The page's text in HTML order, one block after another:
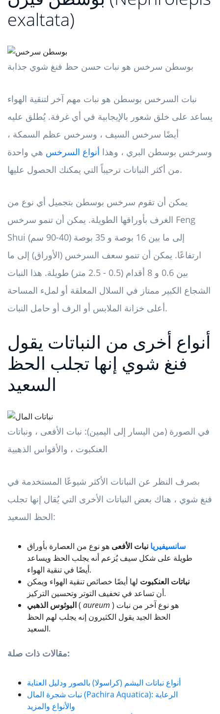
exaltata)
بوسطن سرخس هو نبات حسن حظ فنغ شوي جذابة
نبات السرخس بوسطن هو نبات مهم آخر لتنقية الهواء
يساعد على خلق شعور بالإيجابية في أي غرفة. يُطلق عليه
أيضًا سرخس السيف ، وسرخس عظم السمكة ،
وسرخس بوسطن البري ، وهذا أنواع السرخس هي واحدة
من أكثر النباتات ترحيباً التي يمكنك الحصول عليها.
يمكن أن تقوم سرخس بوسطن بتجميل أي نوع من
الغرف بأوراقها الطويلة. يمكن أن تنمو سرخس Feng
Shui إلى ما بين 16 بوصة و 35 بوصة (40-90 سم)
ارتفاعًا. يمكن أن تنمو سعف السرخس (الأوراق) إلى ما
بين 0.6 و 8 أقدام (0.5 - 2.5 متر) طويلة. هذا النبات
الشجاع الكبير ممتاز في السلال المعلقة أو لملء المساحة
أعلى خزانة الملابس أو الرف أو حامل النبات.
أنواع أخرى من النباتات يقول
فنغ شوي إنها تجلب الحظ
السعيد
في الصورة (من اليسار إلى اليمين): نبات الأفعى ، ونباتات
العنكبوت ، والأقواس الذهبية
بصرف النظر عن النباتات الأكثر شيوعًا المستخدمة في
فنغ شوي ، هناك بعض النباتات الأخرى التي يُقال إنها تجلب
الحظ السعيد:
سانسيفيريا نبات الأفعى هو نوع من العصارة بأوراق
طويلة على شكل سيف يُزعم أنه يجلب الحظ ويساعد
أيضًا في تنقية الهواء.
نباتات العنكبوت لها أيضًا خصائص تنقية الهواء ويمكن
أن تساعد في تخفيف التوتر وتحسين التركيز.
البوثوس الذهبي( aureum ) هو نوع آخر من نبات
الحظ الجيد يقول الكثيرون إنه يجلب لهم الحظ
السعيد.
مقالات ذات صلة:
أنواع نباتات اليشم (كراسولا) بالصور ودليل العناية
نبات شجرة المال (Pachira Aquatica): الرعاية
والأنواع والمزيد